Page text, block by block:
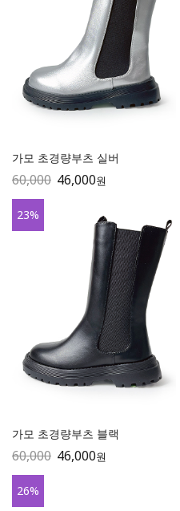
가모 초경량부츠 실버
60,000 46,000원
23%
가모 초경량부츠 블랙
60,000 46,000원
26%